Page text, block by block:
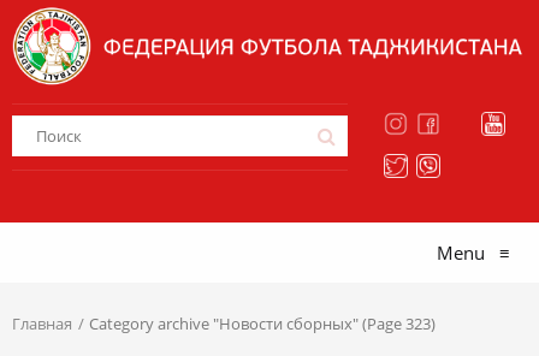
Menu ≡
Главная Category archive "Новости сборных" (Page 323)